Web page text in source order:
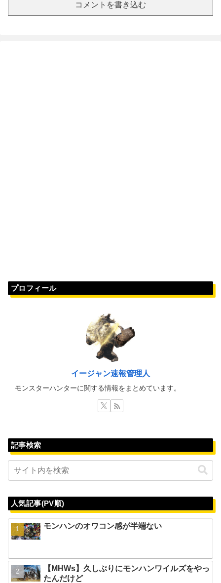
コメントを書き込む
プロフィール
イージャン速報管理人
モンスターハンターに関する情報をまとめています。
記事検索
人気記事(PV順)
モンハンのオワコン感が半端ない
【MHWs】久しぶりにモンハンワイルズをやっ
たんだけど